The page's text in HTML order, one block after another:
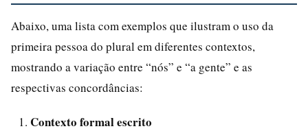
Abaixo, uma lista com exemplos que ilustram o uso da
primeira pessoa do plural em diferentes contextos,
mostrando a variação entre “nós” e “a gente” e as
respectivas concordâncias:
Contexto formal escrito